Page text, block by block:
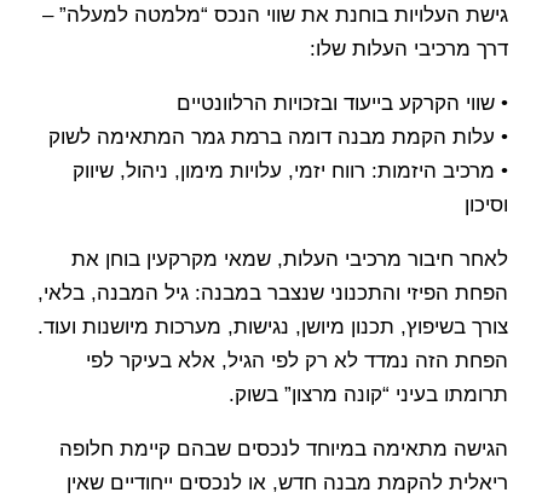
גישת העלויות בוחנת את שווי הנכס “מלמטה למעלה” –
דרך מרכיבי העלות שלו:
• שווי הקרקע בייעוד ובזכויות הרלוונטיים
• עלות הקמת מבנה דומה ברמת גמר המתאימה לשוק
• מרכיב היזמות: רווח יזמי, עלויות מימון, ניהול, שיווק
וסיכון
לאחר חיבור מרכיבי העלות, שמאי מקרקעין בוחן את
הפחת הפיזי והתכנוני שנצבר במבנה: גיל המבנה, בלאי,
צורך בשיפוץ, תכנון מיושן, נגישות, מערכות מיושנות ועוד.
הפחת הזה נמדד לא רק לפי הגיל, אלא בעיקר לפי
תרומתו בעיני “קונה מרצון” בשוק.
הגישה מתאימה במיוחד לנכסים שבהם קיימת חלופה
ריאלית להקמת מבנה חדש, או לנכסים ייחודיים שאין